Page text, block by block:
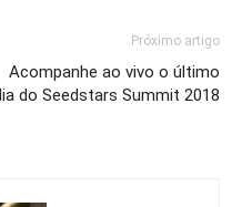
Próximo artigo
Acompanhe ao vivo o último
do Seedstars Summit 2018